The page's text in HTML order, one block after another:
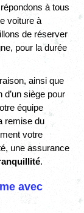
à tous
voiture à
de réserver
pour la durée
ainsi que
siège pour
équipe
remise du
votre
une assurance
.
avec